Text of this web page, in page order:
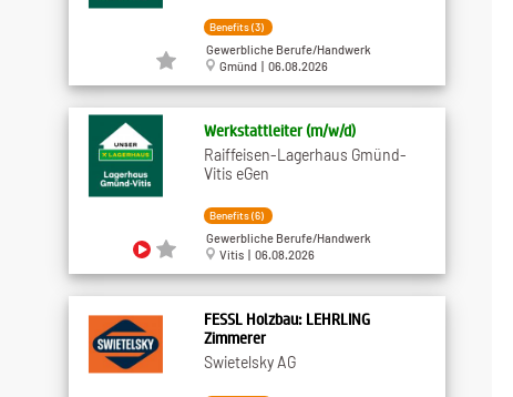
Benefits (3)
Gewerbliche Berufe/Handwerk
Gmünd | 06.08.2026
Werkstattleiter (m/w/d)
Raiffeisen-Lagerhaus Gmünd-
Vitis eGen
Benefits (6)
Gewerbliche Berufe/Handwerk
Vitis | 06.08.2026
FESSL Holzbau: LEHRLING
Zimmerer
Swietelsky AG